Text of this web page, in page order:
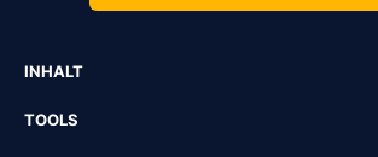
INHALT
TOOLS